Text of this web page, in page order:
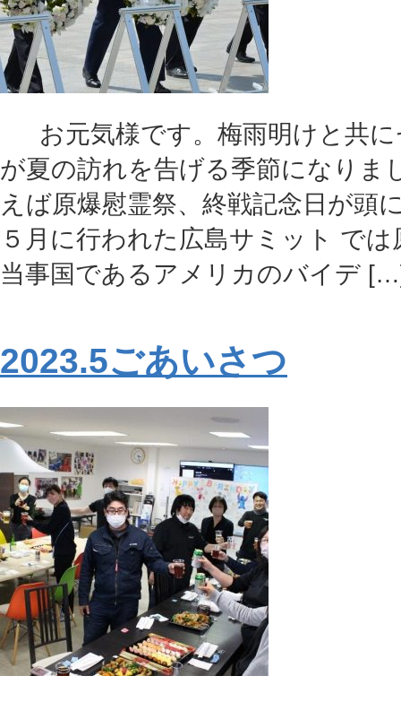
お元気様です。梅雨明けと共に
が夏の訪れを告げる季節になりま
えば原爆慰霊祭、終戦記念日が頭
５月に行われた広島サミット で
当事国であるアメリカのバイデ
2023.5ごあいさつ